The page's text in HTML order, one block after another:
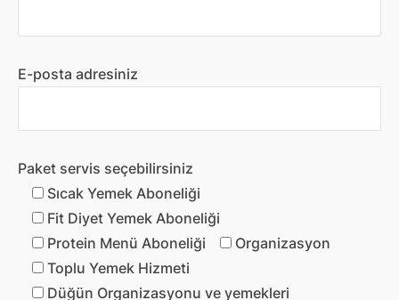
E-posta adresiniz
Paket servis seçebilirsiniz
Sıcak Yemek Aboneliği
Fit Diyet Yemek Aboneliği
Protein Menü Aboneliği
Organizasyon
Toplu Yemek Hizmeti
Düğün Organizasyonu ve yemekleri